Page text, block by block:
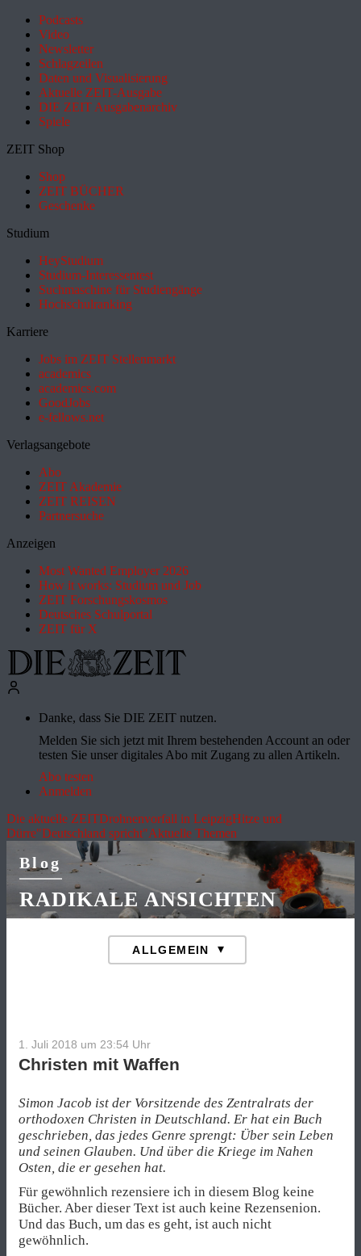
Podcasts
Video
Newsletter
Schlagzeilen
Daten und Visualisierung
Aktuelle ZEIT-Ausgabe
DIE ZEIT Ausgabenarchiv
Spiele
ZEIT Shop
Shop
ZEIT BÜCHER
Geschenke
Studium
HeyStudium
Studium-Interessentest
Suchmaschine für Studiengänge
Hochschulranking
Karriere
Jobs im ZEIT Stellenmarkt
academics
academics.com
GoodJobs
e-fellows.net
Verlagsangebote
Abo
ZEIT Akademie
ZEIT REISEN
Partnersuche
Anzeigen
Most Wanted Employer 2026
How it works: Studium und Job
ZEIT Forschungskosmos
Deutsches Schulportal
ZEIT für X
Danke, dass Sie DIE ZEIT nutzen.
Melden Sie sich jetzt mit Ihrem bestehenden Account an oder
testen Sie unser digitales Abo mit Zugang zu allen Artikeln.
Abo testen
Anmelden
Die aktuelle ZEITDrohnenvorfall in LeipzigHitze und
Dürre"Deutschland spricht"Aktuelle Themen
Blog
RADIKALE ANSICHTEN
1. Juli 2018 um 23:54 Uhr
Christen mit Waffen
Simon Jacob ist der Vorsitzende des Zentralrats der
orthodoxen Christen in Deutschland. Er hat ein Buch
geschrieben, das jedes Genre sprengt: Über sein Leben
und seinen Glauben. Und über die Kriege im Nahen
Osten, die er gesehen hat.
Für gewöhnlich rezensiere ich in diesem Blog keine
Bücher. Aber dieser Text ist auch keine Rezensenion.
Und das Buch, um das es geht, ist auch nicht
gewöhnlich.